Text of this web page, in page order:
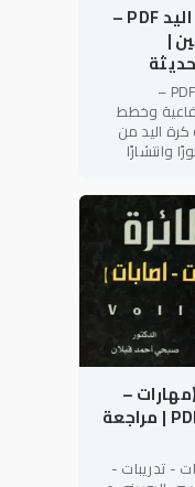
كتاب أساسيات كرة اليد PDF –
|
كتاب أساسيات كرة اليد PDF –
وخطط
كرة اليد من
وانتشارًا
–
تدريبات – إصابات) PDF | مراجعة
- تدريبات -